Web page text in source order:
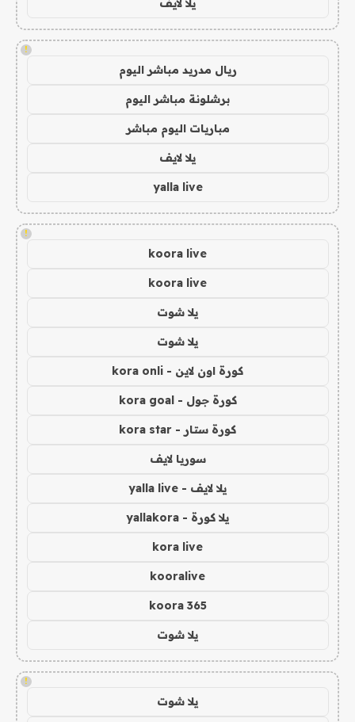
!
ريال مدريد مباشر اليوم
برشلونة مباشر اليوم
مباريات اليوم مباشر
يلا لايف
yalla live
!
koora live
koora live
يلا شوت
يلا شوت
كورة اون لاين - kora onli
كورة جول - kora goal
كورة ستار - kora star
سوريا لايف
يلا لايف - yalla live
يلا كورة - yallakora
kora live
kooralive
koora 365
يلا شوت
!
يلا شوت